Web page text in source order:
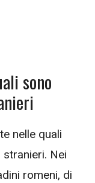
sono
nelle quali
Nei
romeni, di